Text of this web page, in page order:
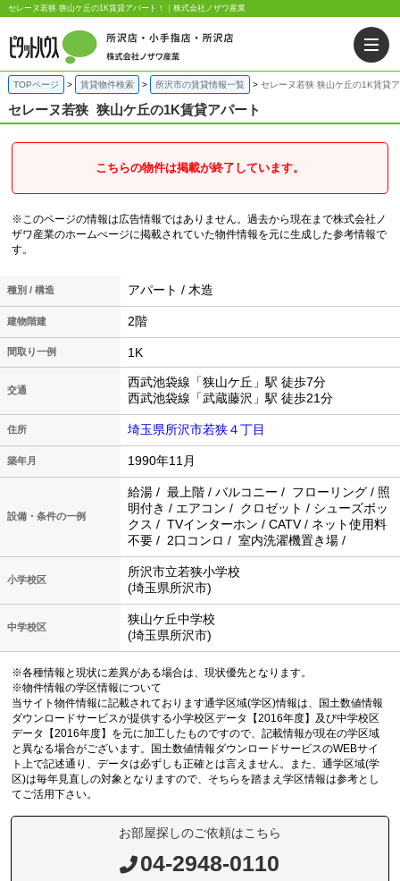
セレーヌ若狭 狭山ケ丘の1K賃貸アパート！｜株式会社ノザワ産業
TOPページ 賃貸物件検索 所沢市の賃貸情報一覧 セレーヌ若狭 狭山ケ丘の1K賃貸
セレーヌ若狭 狭山ケ丘の1K賃貸アパート
こちらの物件は掲載が終了しています。
※このページの情報は広告情報ではありません。過去から現在まで株式会社ノ
ザワ産業のホームぺージに掲載されていた物件情報を元に生成した参考情報で
す。
種別 / 構造 アパート / 木造
建物階建 2階
間取り一例 1K
交通
西武池袋線「狭山ケ丘」駅 徒歩7分
西武池袋線「武蔵藤沢」駅 徒歩21分
住所 埼玉県所沢市若狭４丁目
築年月 1990年11月
設備・条件の一例
給湯 / 最上階 / バルコニー / フローリング / 照
明付き / エアコン / クロゼット / シューズボッ
クス / TVインターホン / CATV / ネット使用料
不要 / 2口コンロ / 室内洗濯機置き場 /
小学校区
所沢市立若狭小学校
(埼玉県所沢市)
中学校区
狭山ケ丘中学校
(埼玉県所沢市)
※各種情報と現状に差異がある場合は、現状優先となります。
※物件情報の学区情報について
当サイト物件情報に記載されております通学区域(学区)情報は、国土数値情報
ダウンロードサービスが提供する小学校区データ【2016年度】及び中学校区
データ【2016年度】を元に加工したものですので、記載情報が現在の学区域
と異なる場合がございます。国土数値情報ダウンロードサービスのWEBサイ
ト上で記述通り、データは必ずしも正確とは言えません。また、通学区域(学
区)は毎年見直しの対象となりますので、そちらを踏まえ学区情報は参考とし
てご活用下さい。
お部屋探しのご依頼はこちら
04-2948-0110